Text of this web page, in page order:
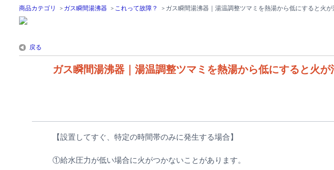
商品カテゴリ > ガス瞬間湯沸器 > これって故障？ > ガス瞬間湯沸器｜湯温調整ツマミを熱湯から低にすると火
戻る
ガス瞬間湯沸器｜湯温調整ツマミを熱湯から低にすると火
【設置してすぐ、特定の時間帯のみに発生する場合】
①給水圧力が低い場合に火がつかないことがあります。